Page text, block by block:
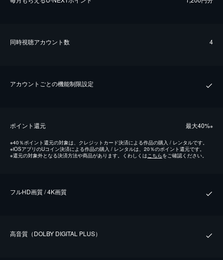
同時視聴アカウント数 4
アカウントごとの機能制限設定
ポイント還元 最⼤40%※
※40％ポイント還元の対象は、クレジットカード決済による作品の購入 / レンタルです。
※iOSアプリのUコイン決済による作品の購入 / レンタルは、20％のポイント還元です。
※還元の対象外となる決済方法や商品があります。くわしくはこちらをご確認ください。
フルHD画質 / 4K画質
⾼⾳質（DOLBY DIGITAL PLUS）